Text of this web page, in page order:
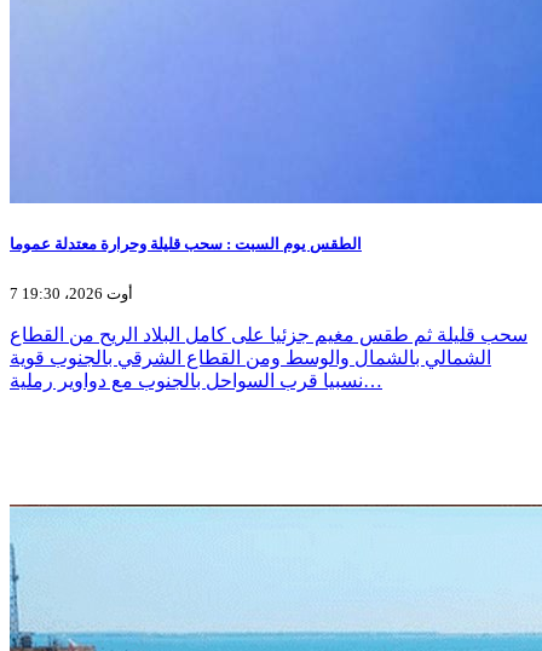
الطقس يوم السبت : سحب قليلة وحرارة معتدلة عموما
7 أوت 2026، 19:30
سحب قليلة ثم طقس مغيم جزئيا على كامل البلاد الريح من القطاع
الشمالي بالشمال والوسط ومن القطاع الشرقي بالجنوب قوية
نسبيا قرب السواحل بالجنوب مع دواوير رملية…